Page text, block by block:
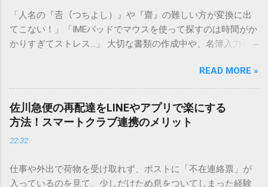
「人名の『𠮷（つちよし）』や『齋』の難しい方が変換に出
てこない！」「IMEパッドでマウスを使って探すのは時間がか
かりすぎてストレス…」 大切な書類の作成中や、名簿入力を
てしまいますよね。多くの人が「IMEパッド（手書き入力）」
を使いますが、実はマウスで一画ずつ書くのは非効率です
し、似た漢字が多すぎて結局見つからないことも少なくあり
ません。 そこで今回は、IMEパッドを使わずに、特定のコー
ドを打ち込むだけで一瞬で旧字や外字、特殊記号を呼び出す
「文字コード入力」のテクニックを詳しく解説します。 この
必要はありません。 1. なぜ「変換」しても旧字・外字が出て
READ MORE »
佐川急便の再配達をLINEやアプリで楽にする
方法！スマートクラブ連携のメリット
22:32
仕事や外出で荷物を受け取れず、ポストに「不在連絡票」が
入っているのを見て、少しだけため息をついてしまった経験